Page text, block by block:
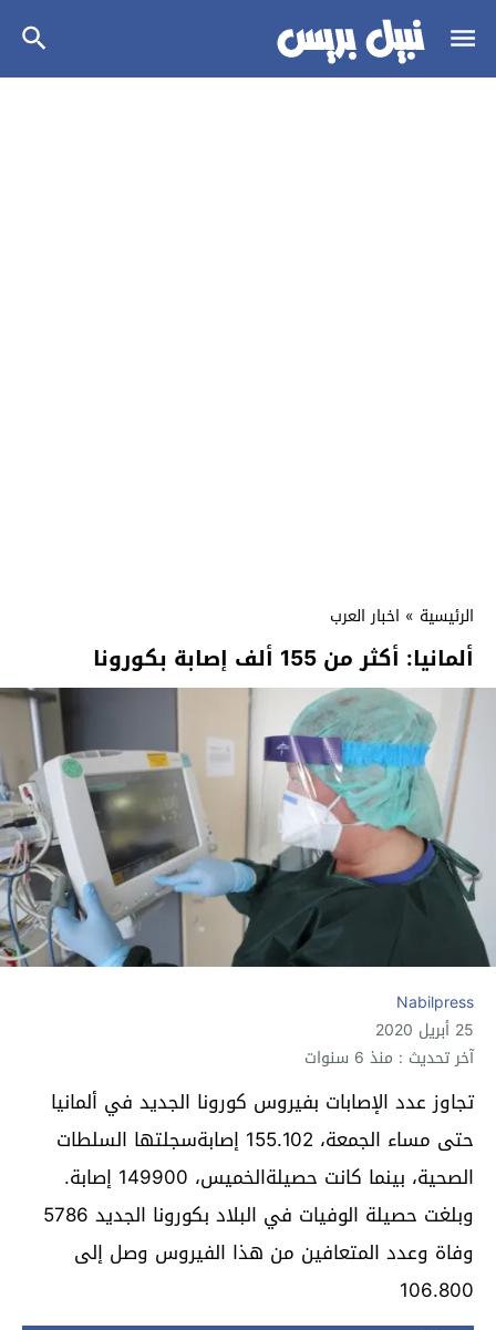
الرئيسية » اخبار العرب
ألمانيا: أكثر من 155 ألف إصابة بكورونا
Nabilpress
25 أبريل 2020
آخر تحديث : منذ 6 سنوات
تجاوز عدد الإصابات بفيروس كورونا الجديد في ألمانيا
حتى مساء الجمعة، 155.102 إصابةسجلتها السلطات
الصحية، بينما كانت حصيلةالخميس، 149900 إصابة.
وبلغت حصيلة الوفيات في البلاد بكورونا الجديد 5786
وفاة وعدد المتعافين من هذا الفيروس وصل إلى
106.800